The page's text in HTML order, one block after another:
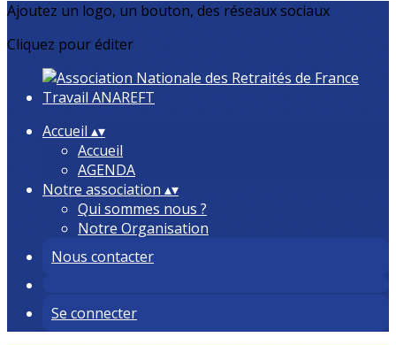
Ajoutez un logo, un bouton, des réseaux sociaux
Cliquez pour éditer
Accueil ▴▾
Accueil
AGENDA
Notre association ▴▾
Qui sommes nous ?
Notre Organisation
Nous contacter
Se connecter